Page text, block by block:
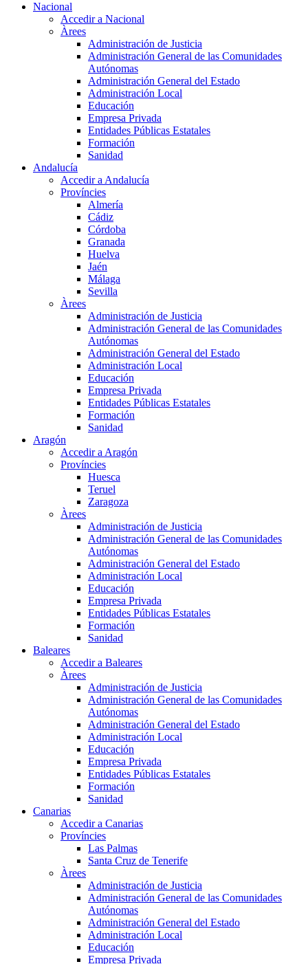
Nacional
Accedir a Nacional
Àrees
Administración de Justicia
Administración General de las Comunidades
Autónomas
Administración General del Estado
Administración Local
Educación
Empresa Privada
Entidades Públicas Estatales
Formación
Sanidad
Andalucía
Accedir a Andalucía
Províncies
Almería
Cádiz
Córdoba
Granada
Huelva
Jaén
Málaga
Sevilla
Àrees
Administración de Justicia
Administración General de las Comunidades
Autónomas
Administración General del Estado
Administración Local
Educación
Empresa Privada
Entidades Públicas Estatales
Formación
Sanidad
Aragón
Accedir a Aragón
Províncies
Huesca
Teruel
Zaragoza
Àrees
Administración de Justicia
Administración General de las Comunidades
Autónomas
Administración General del Estado
Administración Local
Educación
Empresa Privada
Entidades Públicas Estatales
Formación
Sanidad
Baleares
Accedir a Baleares
Àrees
Administración de Justicia
Administración General de las Comunidades
Autónomas
Administración General del Estado
Administración Local
Educación
Empresa Privada
Entidades Públicas Estatales
Formación
Sanidad
Canarias
Accedir a Canarias
Províncies
Las Palmas
Santa Cruz de Tenerife
Àrees
Administración de Justicia
Administración General de las Comunidades
Autónomas
Administración General del Estado
Administración Local
Educación
Empresa Privada